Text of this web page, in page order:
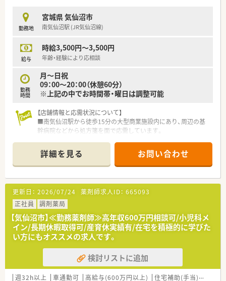
も積む事ができます。
■産育休取得者・時短制度適用者も非常に多い為、子育て中の薬
剤師様にも非常働きやすい職場です。
います。（実家からの勤務の場合は、適用外になります）
■年間休日は124日ございます。
■契約社員制度（30時間勤務）もございまして、給与も16分割で
支給されます。
■薬剤師1人あたり20～25枚の処方箋を目安に人員配置してい
す。
勤務地
宮城県 気仙沼市
南気仙沼駅 (JR気仙沼線)
給与
時給3,500円～3,500円
年齢・経験により応相談
勤務
時間
月～日祝
09：00～20：00（休憩60分）
※上記の中でお時間帯・曜日は調整可能
【店舗情報と応需状況について】
■南気仙沼駅から徒歩15分の大型商業施設内にあり、周辺の基
幹病院などから処方箋を面で応需しています。
丁寧な服薬指導を行うことが可能です。
■薬剤師は常勤3名と派遣1名が在籍しており、事務スタッフも2
名から3名配置され業務分担が明確です。
【想定される業務内容】
■面分業の調剤薬局として多種多様な医療機関から処方箋を受
け付けるため、幅広い薬効群の薬剤を取り扱います。
■調剤業務や監査のほか、丁寧な服薬指導を通じて赤ちゃんから
お年寄りまで多くの患者様の健康を支えるお仕事です。
■OTC医薬品のカウンセリング販売も担当し、セルフメディケー
ションの推進を通じて病気の予防にも深く貢献します。
【こんな方が活躍中】
■定年は65歳と定められていますが、再雇用制度を活用して70
歳を過ぎても現役で元気に就業している方がいます。
詳細を見る お問い合わせ
更新日： 2026/07/24 薬剤師求人ID： 665093
正社員
調剤薬局
【気仙沼市】≪勤務薬剤師≫高年収600万円相談可/小児科メ
イン/長期休暇取得可/産育休実績有/在宅を積極的に学びた
い方にもオススメの求人です。
検討リストに追加
週32h以上 車通勤可 高給与(600万円以上) 住宅補助(手当)あり